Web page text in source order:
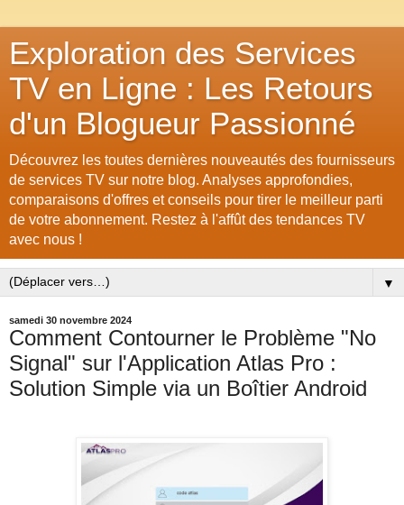
Exploration des Services
TV en Ligne : Les Retours
d'un Blogueur Passionné
Découvrez les toutes dernières nouveautés des fournisseurs
de services TV sur notre blog. Analyses approfondies,
comparaisons d'offres et conseils pour tirer le meilleur parti
de votre abonnement. Restez à l'affût des tendances TV
avec nous !
▼
samedi 30 novembre 2024
Comment Contourner le Problème "No
Signal" sur l'Application Atlas Pro :
Solution Simple via un Boîtier Android